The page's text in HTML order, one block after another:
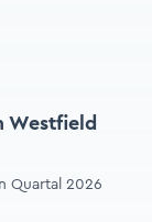
Westfield
Quartal 2026